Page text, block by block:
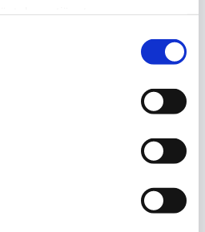
offert
tvättstuga för